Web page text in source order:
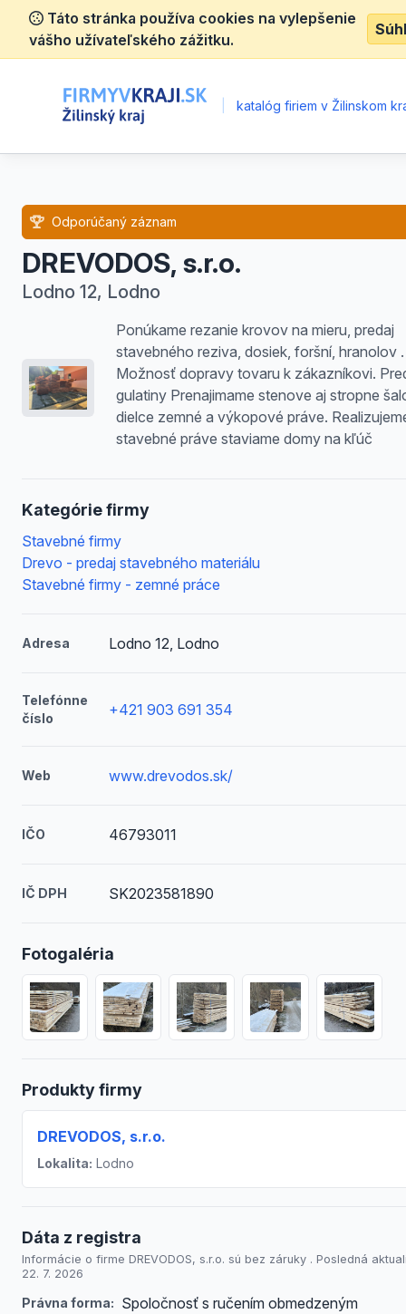
Táto stránka používa cookies na vylepšenie
vášho užívateľského zážitku.
katalóg firiem v Žilinskom
DREVODOS, s.r.o.
Lodno 12, Lodno
Odporúčaný záznam
Ponúkame rezanie krovov na mieru, predaj
stavebného reziva, dosiek, foršní, hranolov .
Možnosť dopravy tovaru k zákazníkovi.
gulatiny Prenajimame stenove aj stropne
dielce zemné a výkopové práve.
stavebné práve staviame domy na kľúč
Kategórie firmy
Stavebné firmy
Drevo - predaj stavebného materiálu
Stavebné firmy - zemné práce
Adresa Lodno 12, Lodno
Telefónne
číslo
+421 903 691 354
Web www.drevodos.sk/
IČO 46793011
IČ DPH SK2023581890
Fotogaléria
Produkty firmy
DREVODOS, s.r.o.
Lokalita: Lodno
Dáta z registra
Informácie o firme DREVODOS, s.r.o. sú bez záruky . Posledná
22. 7. 2026
Právna forma: Spoločnosť s ručením obmedzeným